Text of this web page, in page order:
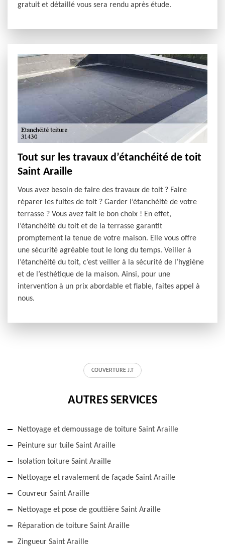
gratuit et détaillé vous sera rendu après étude.
Tout sur les travaux d’étanchéité de toit
Saint Araille
Vous avez besoin de faire des travaux de toit ? Faire
réparer les fuites de toit ? Garder l’étanchéité de votre
terrasse ? Vous avez fait le bon choix ! En effet,
l’étanchéité du toit et de la terrasse garantit
promptement la tenue de votre maison. Elle vous offre
une sécurité agréable tout le long du temps. Veiller à
l’étanchéité du toit, c’est veiller à la sécurité de l’hygiène
et de l’esthétique de la maison. Ainsi, pour une
intervention à un prix abordable et fiable, faites appel à
nous.
COUVERTURE J.T
AUTRES SERVICES
Nettoyage et demoussage de toiture Saint Araille
Peinture sur tuile Saint Araille
Isolation toiture Saint Araille
Nettoyage et ravalement de façade Saint Araille
Couvreur Saint Araille
Nettoyage et pose de gouttière Saint Araille
Réparation de toiture Saint Araille
Zingueur Saint Araille